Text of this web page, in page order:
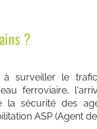
?
à surveiller le
ferroviaire,
la sécurité des
ASP (Agent